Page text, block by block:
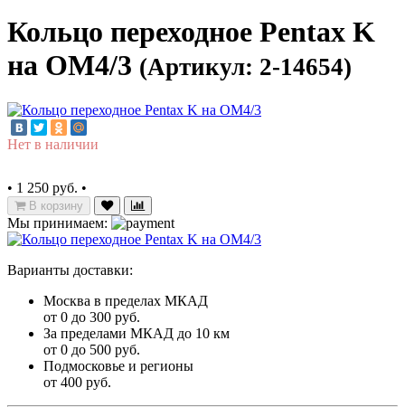
Кольцо переходное Pentax K
на OM4/3 (Артикул: 2-14654)
Нет в наличии
• 1 250 руб. •
В корзину
Мы принимаем:
Варианты доставки:
Москва в пределах МКАД
от 0 до 300 руб.
За пределами МКАД до 10 км
от 0 до 500 руб.
Подмосковье и регионы
от 400 руб.